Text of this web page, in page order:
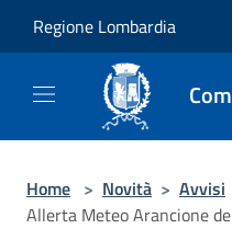
Regione Lombardia
Home > Novità > Avvisi
Allerta Meteo Arancione